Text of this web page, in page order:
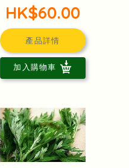
HK$60.00
產品詳情
加入購物車